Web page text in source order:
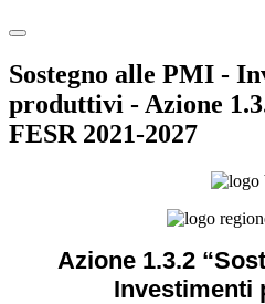
Sostegno alle PMI -
produttivi - Azione
FESR 2021-2027
Azione 1.3.2
Investimenti